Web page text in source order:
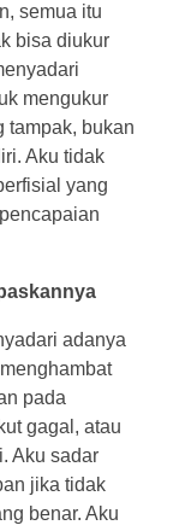
semua itu
bisa diukur
mengukur
tampak, bukan
Aku tidak
yang
adanya
pada
gagal, atau
Aku sadar
jika tidak
benar. Aku